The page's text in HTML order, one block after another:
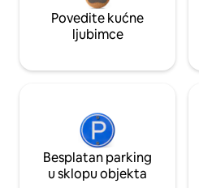
Povedite kućne
ljubimce
Besplatan parking
u sklopu objekta